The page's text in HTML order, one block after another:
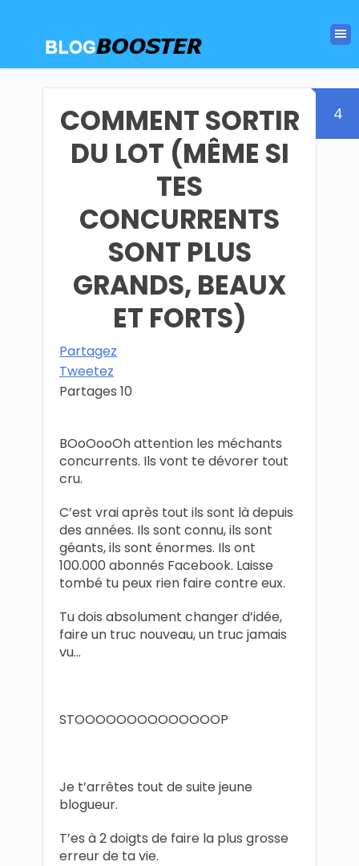
4
COMMENT SORTIR
DU LOT (MÊME SI
TES
CONCURRENTS
SONT PLUS
GRANDS, BEAUX
ET FORTS)
Partagez
Tweetez
Partages 10
BOoOooOh attention les méchants
concurrents. Ils vont te dévorer tout
cru.
C’est vrai après tout ils sont là depuis
des années. Ils sont connu, ils sont
géants, ils sont énormes. Ils ont
100.000 abonnés Facebook. Laisse
tombé tu peux rien faire contre eux.
Tu dois absolument changer d’idée,
faire un truc nouveau, un truc jamais
vu…
STOOOOOOOOOOOOOOP
Je t’arrêtes tout de suite jeune
blogueur.
T’es à 2 doigts de faire la plus grosse
erreur de ta vie.